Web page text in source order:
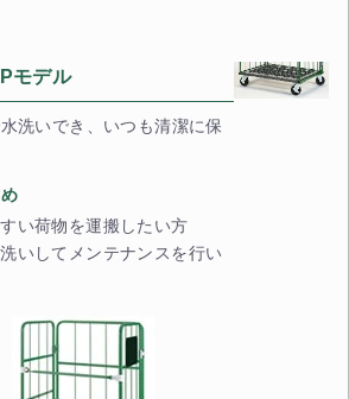
モデル
洗いでき、いつも清潔に保
い荷物を運搬したい方
いしてメンテナンスを行い